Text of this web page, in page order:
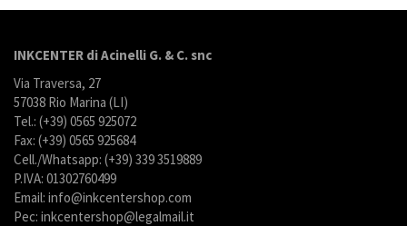
INKCENTER di Acinelli G. & C. snc
Via Traversa, 27
57038 Rio Marina (LI)
Tel.: (+39) 0565 925072
Fax: (+39) 0565 925684
Cell./Whatsapp: (+39) 339 3519889
P.IVA: 01302760499
Email: info@inkcentershop.com
Pec: inkcentershop@legalmail.it